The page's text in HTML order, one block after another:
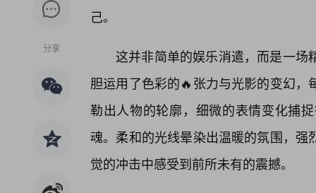
分享
己。
这并非简单的娱乐消遣，而是一
胆运用了色彩的🔥张力与光影的变幻
勒出人物的轮廓，细微的表情变化捕
魂。柔和的光线晕染出温暖的氛围，
觉的冲击中感受到前所未有的震撼。